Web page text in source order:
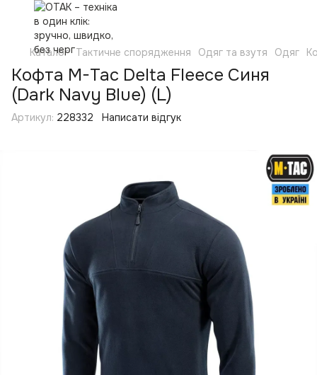
Каталог Тактичне спорядження Одяг та взутя Одяг
Кофта M-Tac Delta Fleece Синя
(Dark Navy Blue) (L)
Артикул: 228332 Написати відгук